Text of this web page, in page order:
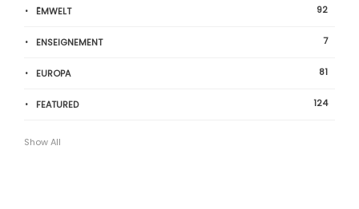
ËMWELT 92
ENSEIGNEMENT 7
EUROPA 81
FEATURED 124
Show All